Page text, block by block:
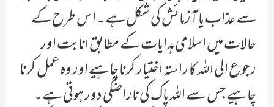
سے عذاب یا آزمائش کی شکل ہے۔ اس طرح کے
حالات میں اسلامی ہدایات کے مطابق انابت اور
رجوع الی اللہ کا راستہ اختیار کرنا چاہیے اور وہ عمل کرنا
چاہیے جس سے اللہ پاک کی ناراضگی دور ہوتی ہے۔